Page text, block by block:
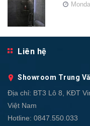
Liên hệ
Showroom Trung
Địa chỉ: BT3 Lô 8, KĐT
Việt Nam
Hotline: 0847.550.033